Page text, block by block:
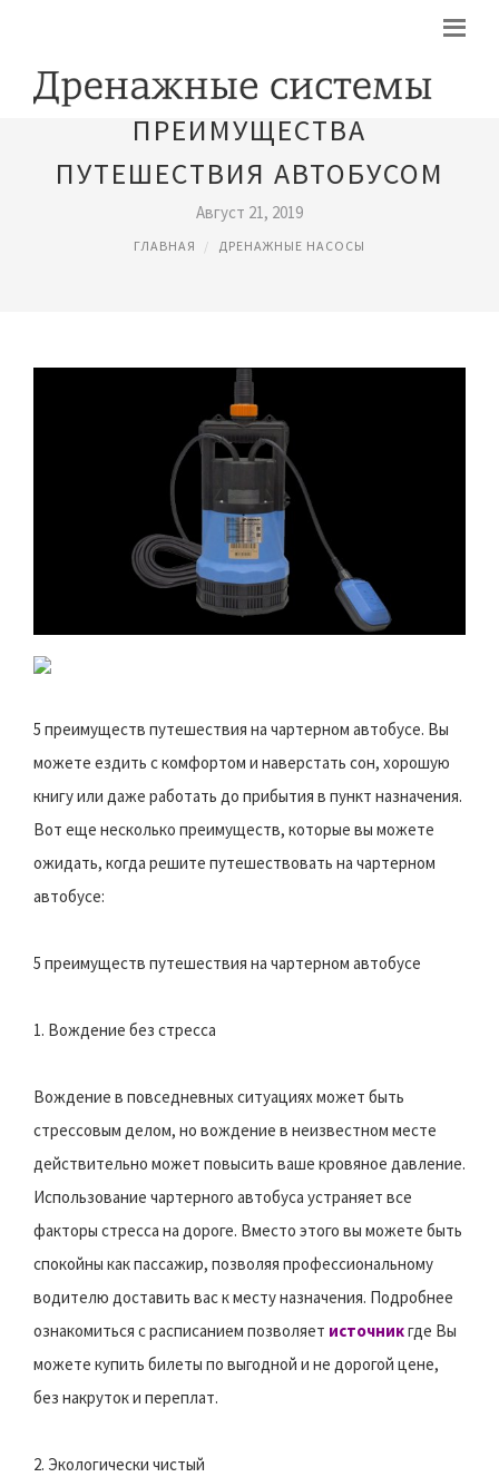
ПРЕИМУЩЕСТВА
ПУТЕШЕСТВИЯ АВТОБУСОМ
Август 21, 2019
ГЛАВНАЯ ДРЕНАЖНЫЕ НАСОСЫ
5 преимуществ путешествия на чартерном автобусе. Вы
можете ездить с комфортом и наверстать сон, хорошую
книгу или даже работать до прибытия в пункт назначения.
Вот еще несколько преимуществ, которые вы можете
ожидать, когда решите путешествовать на чартерном
автобусе:
5 преимуществ путешествия на чартерном автобусе
1. Вождение без стресса
Вождение в повседневных ситуациях может быть
стрессовым делом, но вождение в неизвестном месте
действительно может повысить ваше кровяное давление.
Использование чартерного автобуса устраняет все
факторы стресса на дороге. Вместо этого вы можете быть
спокойны как пассажир, позволяя профессиональному
водителю доставить вас к месту назначения. Подробнее
ознакомиться с расписанием позволяет источникгде Вы
можете купить билеты по выгодной и не дорогой цене,
без накруток и переплат.
2. Экологически чистый